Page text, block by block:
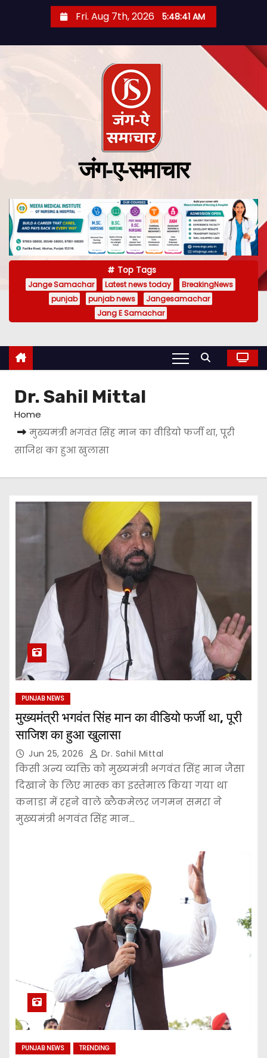
Fri. Aug 7th, 2026 5:48:43 AM
जंग-ए-समाचार
Top Tags
Jange Samachar Latest news today
BreakingNews
punjab
punjab news
Jangesamachar
Jang E Samachar
Dr. Sahil Mittal
Home
मुख्यमंत्री भगवंत सिंह मान का वीडियो फर्जी था, पूरी
साजिश का हुआ खुलासा
PUNJAB NEWS
मुख्यमंत्री भगवंत सिंह मान का वीडियो फर्जी था, पूरी
साजिश का हुआ खुलासा
Jun 25, 2026 Dr. Sahil Mittal
किसी अन्य व्यक्ति को मुख्यमंत्री भगवंत सिंह मान जैसा
दिखाने के लिए मास्क का इस्तेमाल किया गया था
कनाडा में रहने वाले ब्लैकमेलर जगमन समरा ने
मुख्यमंत्री भगवंत सिंह मान…
PUNJAB NEWS TRENDING